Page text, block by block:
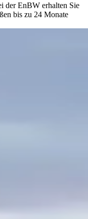
der EnBW erhalten Sie
bis zu 24 Monate